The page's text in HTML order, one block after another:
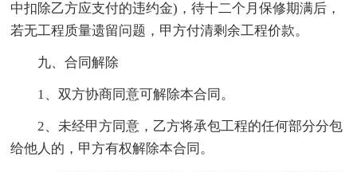
中扣除乙方应支付的违约金)，待十二个月保修期满后，
若无工程质量遗留问题，甲方付清剩余工程价款。
九、合同解除
1、双方协商同意可解除本合同。
2、未经甲方同意，乙方将承包工程的任何部分分包
给他人的，甲方有权解除本合同。